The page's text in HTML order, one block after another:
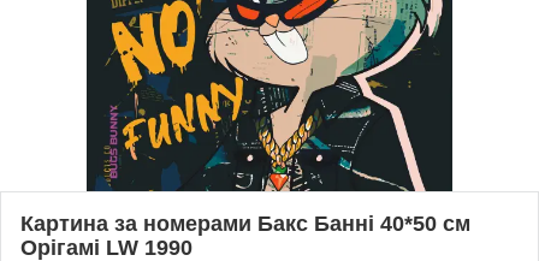
Картина за номерами Бакс Банні 40*50 см
Орігамі LW 1990